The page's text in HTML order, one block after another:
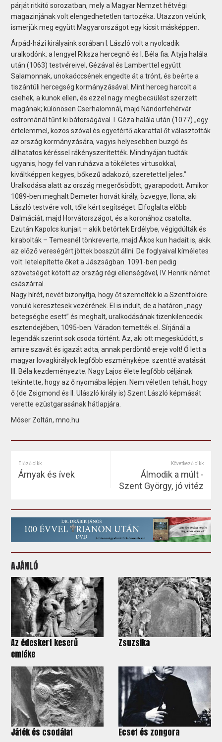
párját ritkító sorozatban, mely a Magyar Nemzet hétvégi
magazinjának volt elengedhetetlen tartozéka. Utazzon velünk,
ismerjük meg együtt Magyarországot egy kicsit másképpen.
Árpád-házi királyaink sorában I. László volt a nyolcadik
uralkodónk: a lengyel Riksza hercegnő és I. Béla fia. Atyja halála
után (1063) testvéreivel, Gézával és Lamberttel együtt
Salamonnak, unokaöccsének engedte át a trónt, és beérte a
tiszántúli hercegség kormányzásával. Mint herceg harcolt a
csehek, a kunok ellen, és ezzel nagy megbecsülést szerzett
magának; különösen Cserhalomnál, majd Nándorfehérvár
ostrománál tűnt ki bátorságával. I. Géza halála után (1077) „egy
értelemmel, közös szóval és egyetértő akarattal őt választották
az ország kormányzására, vagyis helyesebben buzgó és
állhatatos kéréssel rákényszerítették. Mindnyájan tudták
ugyanis, hogy fel van ruházva a tökéletes virtusokkal,
kiváltképpen kegyes, bőkezű adakozó, szeretettel jeles.”
Uralkodása alatt az ország megerősödött, gyarapodott. Amikor
1089-ben meghalt Demeter horvát király, özvegye, Ilona, aki
László testvére volt, tőle kért segítséget. Elfoglalta előbb
Dalmáciát, majd Horvátországot, és a koronához csatolta.
Ezután Kapolcs kunjait – akik betörtek Erdélybe, végigdúlták és
kirabolták – Temesnél tönkreverte, majd Ákos kun hadait is, akik
az előző vereségért jöttek bosszút állni. De foglyaival kíméletes
volt: letelepítette őket a Jászságban. 1091-ben pedig
szövetséget kötött az ország régi ellenségével, IV. Henrik német
császárral.
Nagy hírét, nevét bizonyítja, hogy őt szemelték ki a Szentföldre
vonuló keresztesek vezérének. El is indult, de a határon „nagy
betegségbe esett” és meghalt, uralkodásának tizenkilencedik
esztendejében, 1095-ben. Váradon temették el. Sírjánál a
legendák szerint sok csoda történt. Az, aki ott megesküdött, s
amire szavát és igazát adta, annak perdöntő ereje volt! Ő lett a
magyar lovagkirályok legfőbb eszményképe: szentté avatását
III. Béla kezdeményezte; Nagy Lajos élete legfőbb céljának
tekintette, hogy az ő nyomába lépjen. Nem véletlen tehát, hogy
ő (de Zsigmond és II. Ulászló király is) Szent László képmását
verette ezüstgarasának hátlapjára.
Móser Zoltán, mno.hu
Előző cikk
Árnyak és ívek
Következő cikk
Álmodik a múlt -
Szent György, jó vitéz
AJÁNLÓ
Az édeskert keserű
emléke
Zsuzsika
Játék és csodálat Ecset és zongora